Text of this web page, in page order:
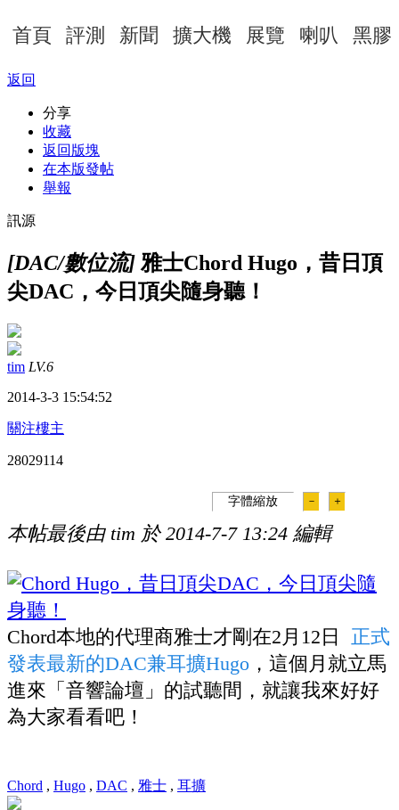
首頁 評測 新聞 擴大機 展覽 喇叭 黑膠
返回
分享
收藏
返回版塊
在本版發帖
舉報
訊源
[DAC/數位流] 雅士Chord Hugo，昔日頂
尖DAC，今日頂尖隨身聽！
tim LV.6
2014-3-3 15:54:52
關注樓主
28029114
字體縮放 － ＋
本帖最後由 tim 於 2014-7-7 13:24 編輯
Chord本地的代理商雅士才剛在2月12日
正式
發表最新的DAC兼耳擴Hugo ，這個月就立馬
進來「音響論壇」的試聽間，就讓我來好好
為大家看看吧！
Chord , Hugo , DAC , 雅士 , 耳擴